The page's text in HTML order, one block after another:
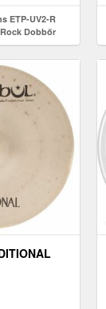
ETP-UV2-R
Dobbőr